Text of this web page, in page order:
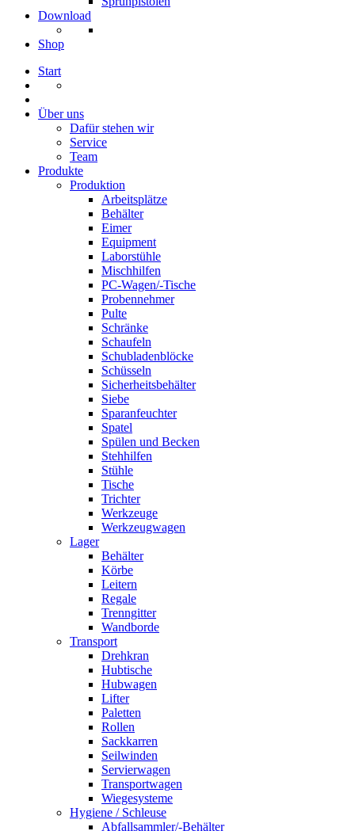
Download
Shop
Start
Über uns
Dafür stehen wir
Service
Team
Produkte
Produktion
Arbeitsplätze
Behälter
Eimer
Equipment
Laborstühle
Mischhilfen
PC-Wagen/-Tische
Probennehmer
Pulte
Schränke
Schaufeln
Schubladenblöcke
Schüsseln
Sicherheitsbehälter
Siebe
Sparanfeuchter
Spatel
Spülen und Becken
Stehhilfen
Stühle
Tische
Trichter
Werkzeuge
Werkzeugwagen
Lager
Behälter
Körbe
Leitern
Regale
Trenngitter
Wandborde
Transport
Drehkran
Hubtische
Hubwagen
Lifter
Paletten
Rollen
Sackkarren
Seilwinden
Servierwagen
Transportwagen
Wiegesysteme
Hygiene / Schleuse
Abfallsammler/-Behälter